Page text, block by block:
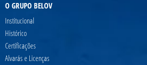
O GRUPO BELOV
Institucional
Histórico
Certificações
Alvarás e Licenças